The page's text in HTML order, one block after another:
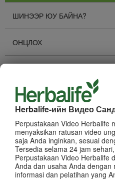
Herbalife-ийн Видео
Perpustakaan Video Herbalife
menyaksikan ratusan video
saja Anda inginkan, sesuai
Tersedia selama 24 jam
Perpustakaan Video Herbalife
Anda dan usaha Anda dengan
informasi dan pelatihan yang
ШИНЭЭР ЮУ БАЙНА?
ОНЦЛОХ
Суваг Сонгох
КОМПАНИЙН ТУХАЙ
БИЗНЕС
БРЭНД БОЛОН ИВЭЭН